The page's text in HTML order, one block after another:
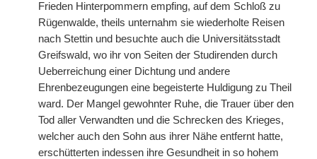
Frieden Hinterpommern empfing, auf dem Schloß zu
Rügenwalde, theils unternahm sie wiederholte Reisen
nach Stettin und besuchte auch die Universitätsstadt
Greifswald, wo ihr von Seiten der Studirenden durch
Ueberreichung einer Dichtung und andere
Ehrenbezeugungen eine begeisterte Huldigung zu Theil
ward. Der Mangel gewohnter Ruhe, die Trauer über den
Tod aller Verwandten und die Schrecken des Krieges,
welcher auch den Sohn aus ihrer Nähe entfernt hatte,
erschütterten indessen ihre Gesundheit in so hohem